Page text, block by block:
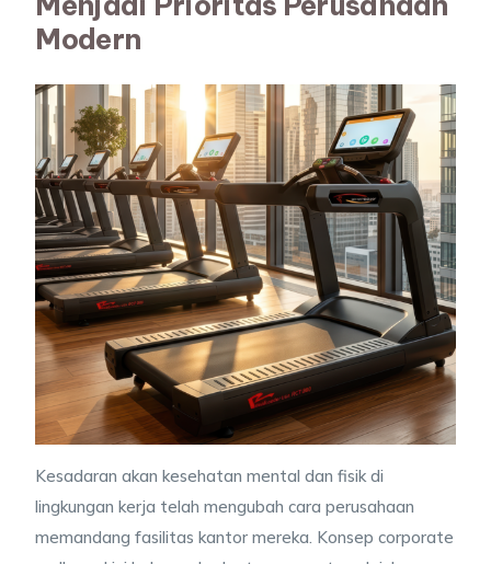
Modern
Kesadaran akan kesehatan mental dan fisik di
lingkungan kerja telah mengubah cara perusahaan
memandang fasilitas kantor mereka. Konsep corporate